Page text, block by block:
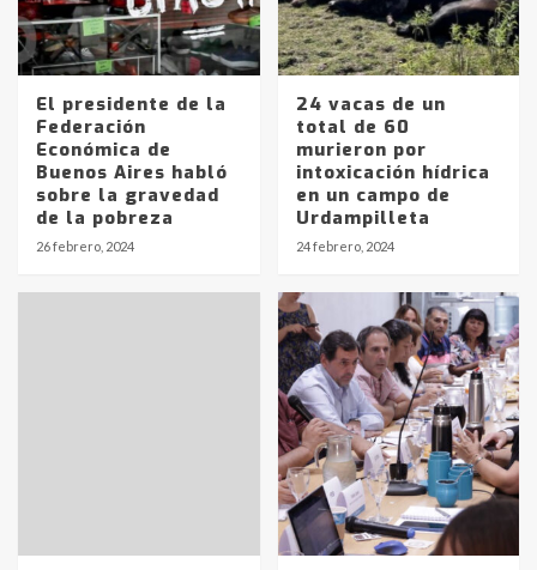
El presidente de la
Federación
Económica de
Buenos Aires habló
sobre la gravedad
de la pobreza
26 febrero, 2024
24 vacas de un
total de 60
murieron por
intoxicación hídrica
en un campo de
Urdampilleta
24 febrero, 2024
Identidad de los adolescentes
pampeanos que fueron
en la mañana del lunes
Accidente en Ruta 5: falleció un
joven de Trenque Lauquen
Los precios de los combustibles en
La Pampa, desde YPF hasta Axion
entre 857 a 1338 pesos